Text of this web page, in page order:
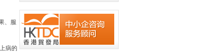
、服
病的